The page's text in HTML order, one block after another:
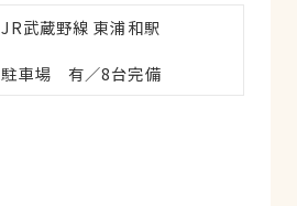
JR武蔵野線 東浦和駅
駐車場　有／8台完備